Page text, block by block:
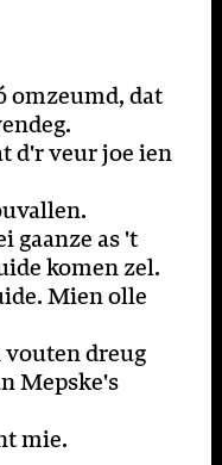
omzeumd, dat
d'r veur joe ien
gaanze as 't
komen zel.
Mien olle
vouten dreug
Mepske's
mie.